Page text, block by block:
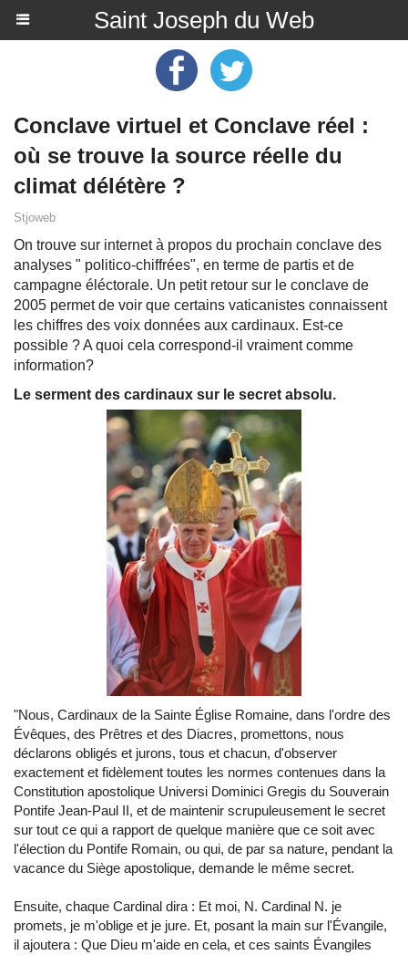
Saint Joseph du Web
Conclave virtuel et Conclave réel :
où se trouve la source réelle du
climat délétère ?
Stjoweb
On trouve sur internet à propos du prochain conclave des
analyses " politico-chiffrées", en terme de partis et de
campagne éléctorale. Un petit retour sur le conclave de
2005 permet de voir que certains vaticanistes connaissent
les chiffres des voix données aux cardinaux. Est-ce
possible ? A quoi cela correspond-il vraiment comme
information?
Le serment des cardinaux sur le secret absolu.
"Nous, Cardinaux de la Sainte Église Romaine, dans l'ordre des
Évêques, des Prêtres et des Diacres, promettons, nous
déclarons obligés et jurons, tous et chacun, d'observer
exactement et fidèlement toutes les normes contenues dans la
Constitution apostolique Universi Dominici Gregis du Souverain
Pontife Jean-Paul II, et de maintenir scrupuleusement le secret
sur tout ce qui a rapport de quelque manière que ce soit avec
l'élection du Pontife Romain, ou qui, de par sa nature, pendant la
vacance du Siège apostolique, demande le même secret.
Ensuite, chaque Cardinal dira : Et moi, N. Cardinal N. je
promets, je m'oblige et je jure. Et, posant la main sur l'Évangile,
il ajoutera : Que Dieu m'aide en cela, et ces saints Évangiles